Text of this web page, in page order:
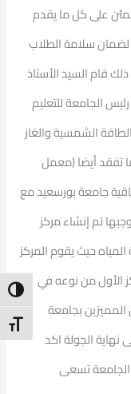
على كل ما يقدم
لضمان سلامة الطلاب
قام السيد الأستاذ
الجامعة للتعليم
الشمسية والغاز
تفقد أيضا (معمل
جامعة بورسعيد مع
تم إنشاء مركز
حيث يقوم المركز
الأول من نوعه في
المميزين بجامعة
الجولة اكد
الجامعة تسعى